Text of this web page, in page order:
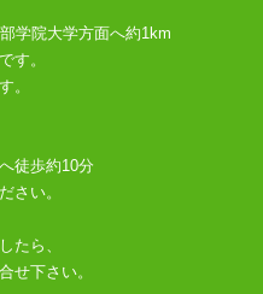
学院大学方面へ約1km
す。
。
徒歩約10分
さい。
たら、
せ下さい。